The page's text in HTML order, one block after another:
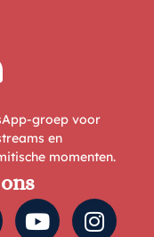
groep voor
en
momenten.